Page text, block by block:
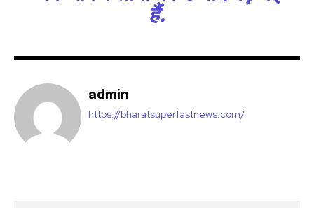
हैं.
admin
https://bharatsuperfastnews.com/